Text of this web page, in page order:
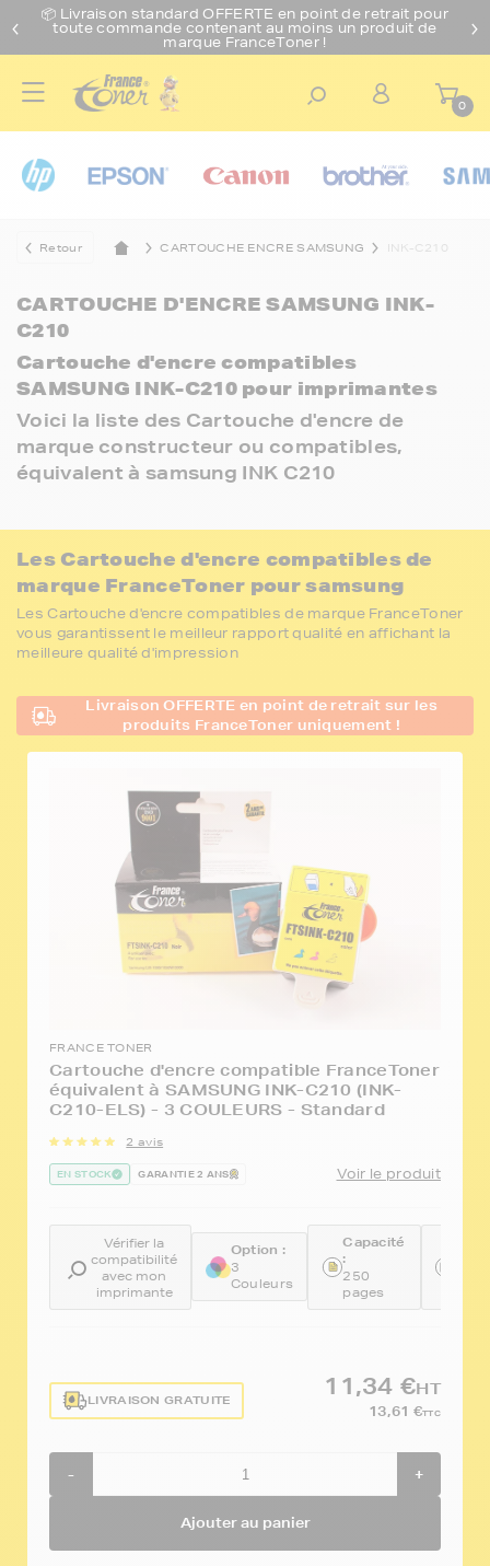
📦 Livraison standard OFFERTE en point de retrait pour
toute commande contenant au moins un produit de
marque FranceToner !
0
Retour CARTOUCHE ENCRE SAMSUNG INK-C210
CARTOUCHE D'ENCRE SAMSUNG INK-
C210
Cartouche d'encre compatibles
SAMSUNG INK-C210 pour imprimantes
Voici la liste des Cartouche d'encre de
marque constructeur ou compatibles,
équivalent à samsung INK C210
Les Cartouche d'encre compatibles de
marque FranceToner pour samsung
Les Cartouche d'encre compatibles de marque FranceToner
vous garantissent le meilleur rapport qualité en affichant la
meilleure qualité d'impression
Livraison OFFERTE en point de retrait sur les
produits FranceToner uniquement !
FRANCE TONER
Cartouche d'encre compatible FranceToner
équivalent à SAMSUNG INK-C210 (INK-
C210-ELS) - 3 COULEURS - Standard
2 avis
EN STOCK GARANTIE 2 ANS Voir le produit
Vérifier la
compatibilité
avec mon
imprimante
Option :
3
Couleurs
Capacité
:
250
pages
LIVRAISON GRATUITE
11,34 €HT
13,61 €TTC
- +
Ajouter au panier